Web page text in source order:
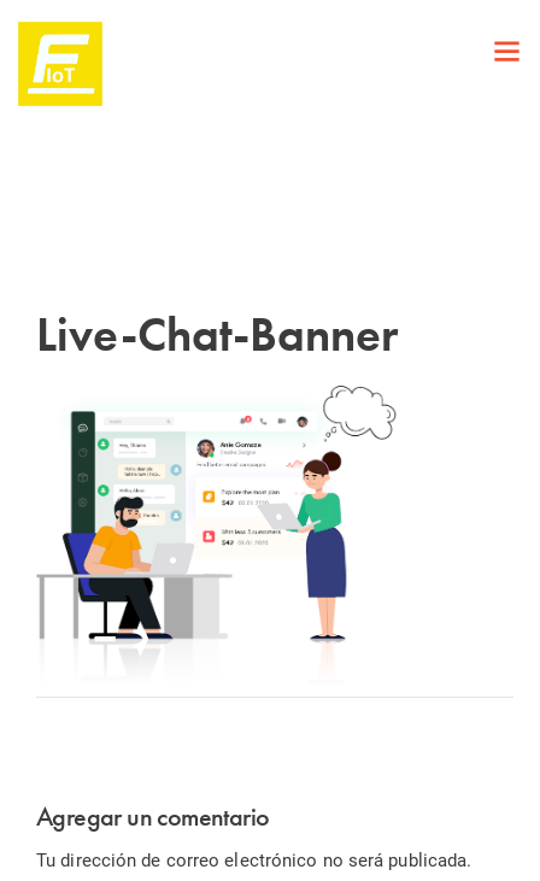
Live-Chat-Banner
Agregar un comentario
Tu dirección de correo electrónico no será publicada.